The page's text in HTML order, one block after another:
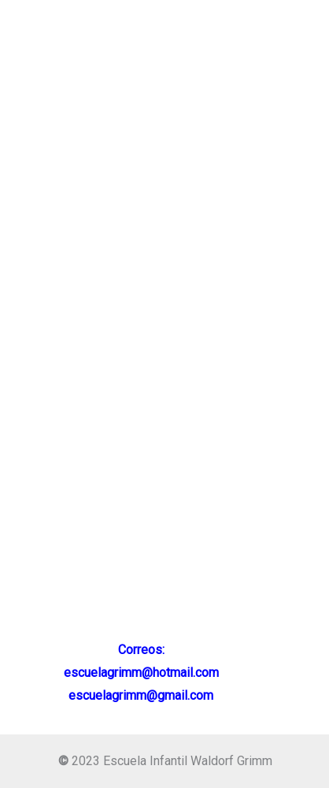
Correos:
escuelagrimm@hotmail.com
escuelagrimm@gmail.com
©2023 Escuela Infantil Waldorf Grimm